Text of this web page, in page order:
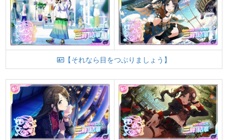
【それなら目をつぶりましょう】